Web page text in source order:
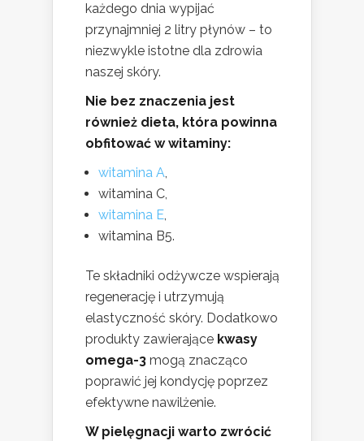
każdego dnia wypijać
przynajmniej 2 litry płynów – to
niezwykle istotne dla zdrowia
naszej skóry.
Nie bez znaczenia jest
również dieta, która powinna
obfitować w witaminy:
witamina A,
witamina C,
witamina E,
witamina B5.
Te składniki odżywcze wspierają
regenerację i utrzymują
elastyczność skóry. Dodatkowo
produkty zawierające kwasy
omega-3 mogą znacząco
poprawić jej kondycję poprzez
efektywne nawilżenie.
W pielęgnacji warto zwrócić